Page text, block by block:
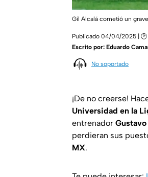
Gil Alcalá cometió un
Publicado 04/04/2025 |
Escrito por: Eduardo
No soportado
¡De no creerse!
Universidad en la
entrenador
perdieran sus
MX.